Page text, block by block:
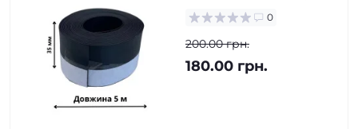
0
200.00 грн.
180.00 грн.